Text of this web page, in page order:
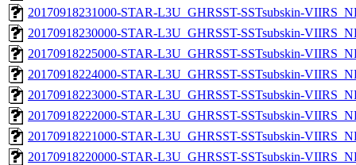
20170918231000-STAR-L3U_GHRSST-SSTsubskin-
20170918230000-STAR-L3U_GHRSST-SSTsubskin-
20170918225000-STAR-L3U_GHRSST-SSTsubskin-
20170918224000-STAR-L3U_GHRSST-SSTsubskin-
20170918223000-STAR-L3U_GHRSST-SSTsubskin-
20170918222000-STAR-L3U_GHRSST-SSTsubskin-
20170918221000-STAR-L3U_GHRSST-SSTsubskin-
20170918220000-STAR-L3U_GHRSST-SSTsubskin-